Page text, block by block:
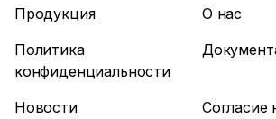
Продукция
О нас
Политика
конфиденциальности
Новости
Согласие